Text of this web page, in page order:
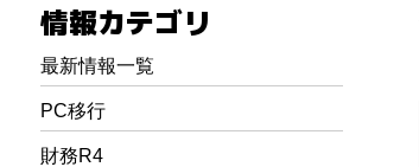
情報カテゴリ
最新情報一覧
PC移行
財務R4